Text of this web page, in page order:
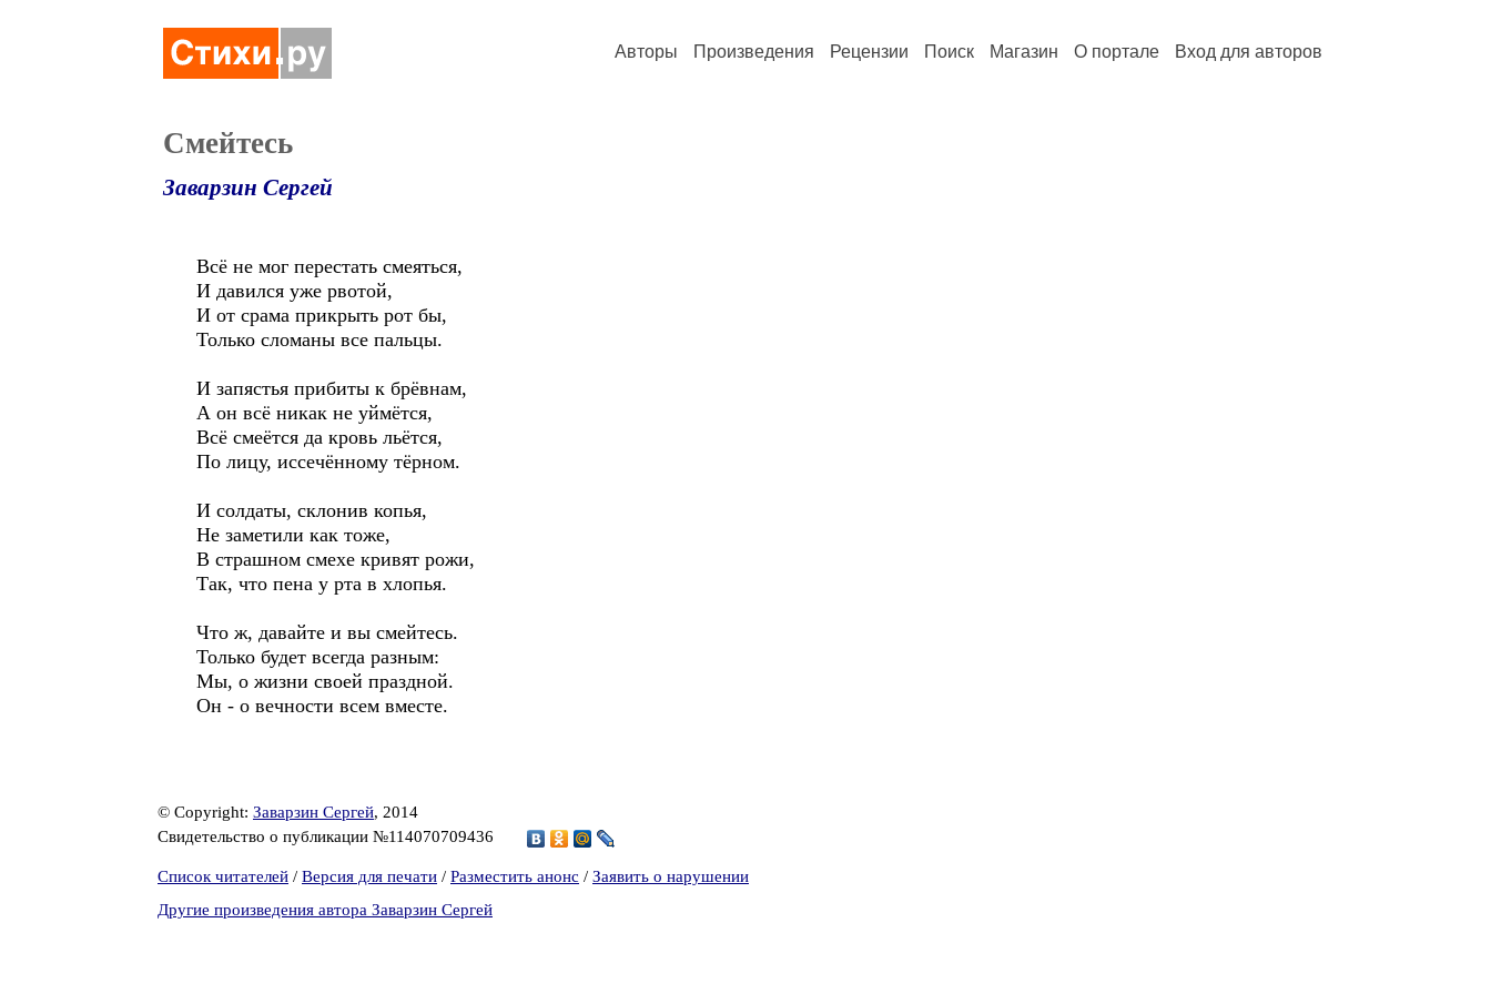
Авторы Произведения Рецензии Поиск Магазин О портале Вход для авторов
Смейтесь
Заварзин Сергей
Всё не мог перестать смеяться,
И давился уже рвотой,
И от срама прикрыть рот бы,
Только сломаны все пальцы.
И запястья прибиты к брёвнам,
А он всё никак не уймётся,
Всё смеётся да кровь льётся,
По лицу, иссечённому тёрном.
И солдаты, склонив копья,
Не заметили как тоже,
В страшном смехе кривят рожи,
Так, что пена у рта в хлопья.
Что ж, давайте и вы смейтесь.
Только будет всегда разным:
Мы, о жизни своей праздной.
Он - о вечности всем вместе.
© Copyright: Заварзин Сергей, 2014
Свидетельство о публикации №114070709436
Список читателей / Версия для печати / Разместить анонс / Заявить о нарушении
Другие произведения автора Заварзин Сергей